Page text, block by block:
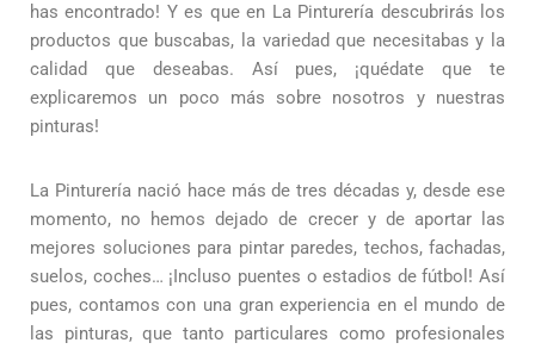
has encontrado! Y es que en La Pinturería descubrirás los
productos que buscabas, la variedad que necesitabas y la
calidad que deseabas. Así pues, ¡quédate que te
explicaremos un poco más sobre nosotros y nuestras
pinturas!
La Pinturería nació hace más de tres décadas y, desde ese
momento, no hemos dejado de crecer y de aportar las
mejores soluciones para pintar paredes, techos, fachadas,
suelos, coches… ¡Incluso puentes o estadios de fútbol! Así
pues, contamos con una gran experiencia en el mundo de
las pinturas, que tanto particulares como profesionales